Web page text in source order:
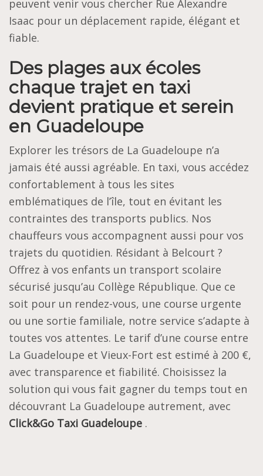
peuvent venir vous chercher Rue Alexandre
Isaac pour un déplacement rapide, élégant et
fiable.
Des plages aux écoles
chaque trajet en taxi
devient pratique et serein
en Guadeloupe
Explorer les trésors de La Guadeloupe n’a
jamais été aussi agréable. En taxi, vous accédez
confortablement à tous les sites
emblématiques de l’île, tout en évitant les
contraintes des transports publics. Nos
chauffeurs vous accompagnent aussi pour vos
trajets du quotidien. Résidant à Belcourt ?
Offrez à vos enfants un transport scolaire
sécurisé jusqu’au Collège République. Que ce
soit pour un rendez-vous, une course urgente
ou une sortie familiale, notre service s’adapte à
toutes vos attentes. Le tarif d’une course entre
La Guadeloupe et Vieux-Fort est estimé à 200 €,
avec transparence et fiabilité. Choisissez la
solution qui vous fait gagner du temps tout en
découvrant La Guadeloupe autrement, avec
Click&Go Taxi Guadeloupe .